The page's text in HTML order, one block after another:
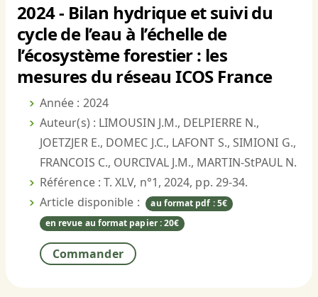
2024 - Bilan hydrique et suivi du
cycle de l’eau à l’échelle de
l’écosystème forestier : les
mesures du réseau ICOS France
Année : 2024
Auteur(s) : LIMOUSIN J.M., DELPIERRE N.,
JOETZJER E., DOMEC J.C., LAFONT S., SIMIONI G.,
FRANCOIS C., OURCIVAL J.M., MARTIN-StPAUL N.
Référence : T. XLV, n°1, 2024, pp. 29-34.
Article disponible :
au format pdf : 5€
en revue au format papier : 20€
Commander